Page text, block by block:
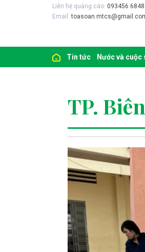
Liên hệ quảng cáo: 093456 6848
Email:
Tin tức Nước và cuộc
TP.